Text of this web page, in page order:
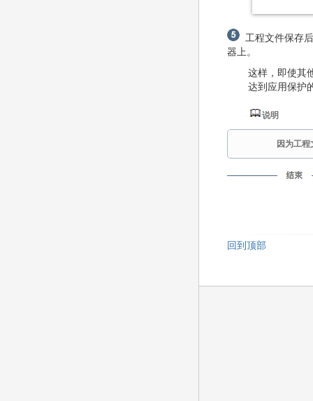
工程文件保存
器上。
这样，即使其
达到应用保护
说明
因为工
回到顶部